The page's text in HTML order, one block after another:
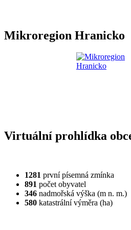
Mikroregion Hranicko
Virtuální prohlídka
1281 první písemná zmínka
891 počet obyvatel
346 nadmořská výška (m n. m.)
580 katastrální výměra (ha)